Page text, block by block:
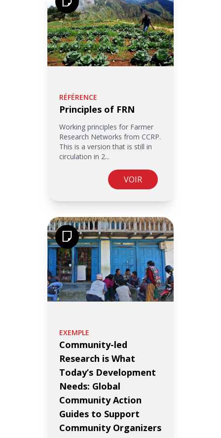
RÉFÉRENCE
Principles of FRN
Working principles for Farmer
Research Networks from CCRP.
This is a version that is still in
circulation in 2...
VOIR
EXEMPLE
Community-led
Research is What
Today’s Development
Needs: Global
Community Action
Guides to Support
Community Organizers